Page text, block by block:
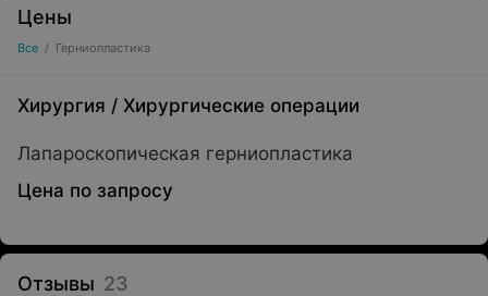
Цены
Все / Герниопластика
Хирургия / Хирургические операции
Лапароскопическая герниопластика
Цена по запросу
Отзывы 23